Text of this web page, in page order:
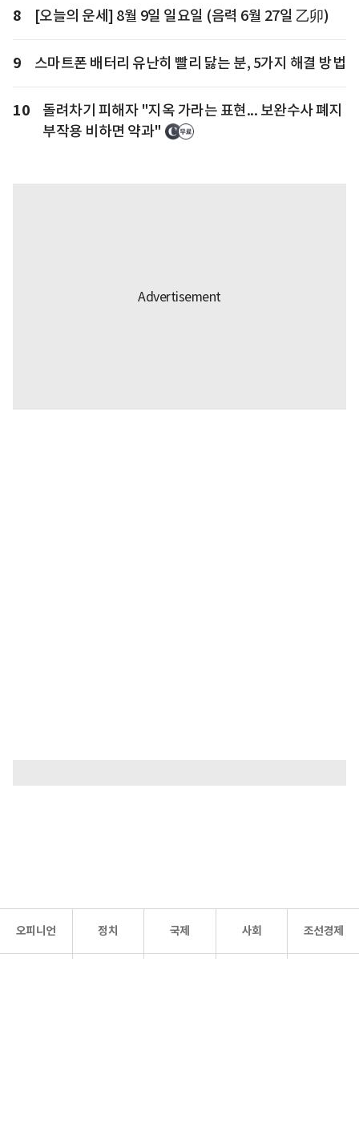
8 [오늘의 운세] 8월 9일 일요일 (음력 6월 27일 乙卯)
9 스마트폰 배터리 유난히 빨리 닳는 분, 5가지 해결 방법
10
돌려차기 피해자 "지옥 가라는 표현... 보완수사 폐지
부작용 비하면 약과"
오피니언 정치 국제 사회 조선경제